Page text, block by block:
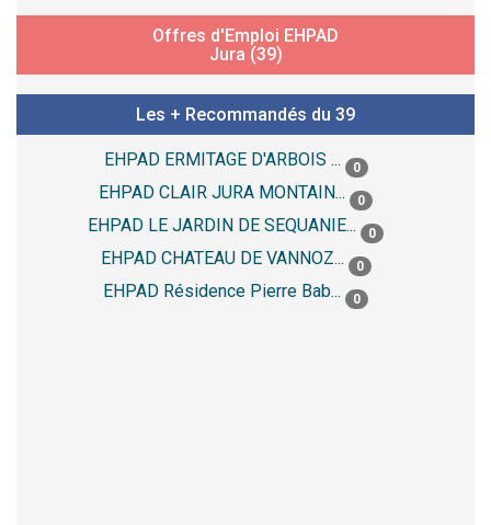
Offres d'Emploi EHPAD
Jura (39)
Les + Recommandés du 39
EHPAD ERMITAGE D'ARBOIS ... 0
EHPAD CLAIR JURA MONTAIN... 0
EHPAD LE JARDIN DE SEQUANIE... 0
EHPAD CHATEAU DE VANNOZ... 0
EHPAD Résidence Pierre Bab... 0